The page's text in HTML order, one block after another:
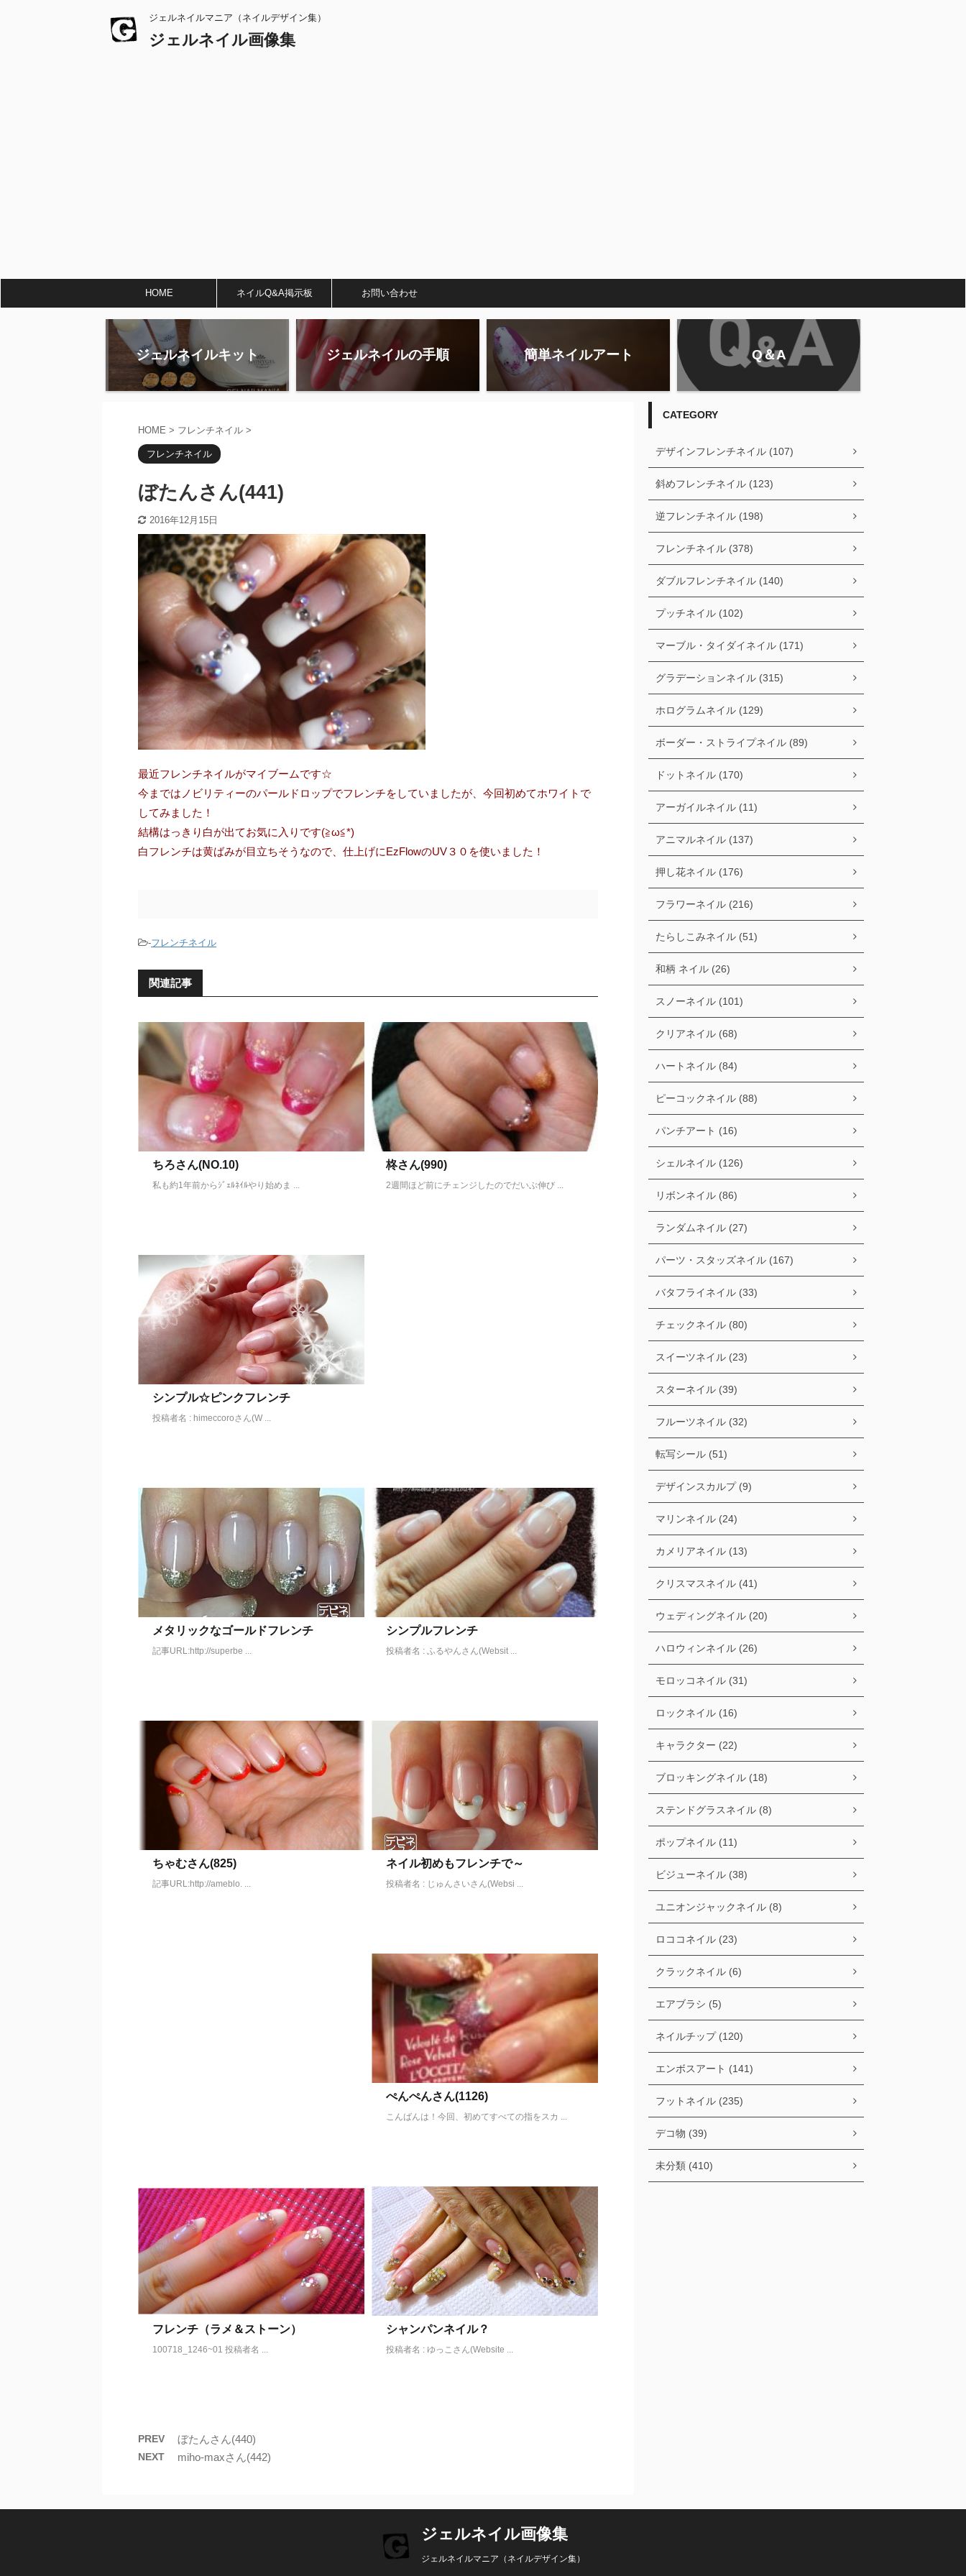
ジェルネイルマニア（ネイルデザイン集）
ジェルネイル画像集
HOME ネイルQ&A掲示板 お問い合わせ
ジェルネイルキット ジェルネイルの手順 簡単ネイルアート Q＆A
HOME > フレンチネイル >
フレンチネイル
ぼたんさん(441)
2016年12月15日
最近フレンチネイルがマイブームです☆
今まではノビリティーのパールドロップでフレンチをしていましたが、今回初めてホワイトで
してみました！
結構はっきり白が出てお気に入りです(≧ω≦*)
白フレンチは黄ばみが目立ちそうなので、仕上げにEzFlowのUV３０を使いました！
-フレンチネイル
関連記事
ちろさん(NO.10)
私も約1年前からｼﾞｪﾙﾈｲﾙやり始めま ...
柊さん(990)
2週間ほど前にチェンジしたのでだいぶ伸び ...
シンプル☆ピンクフレンチ
投稿者名 : himeccoroさん(W ...
メタリックなゴールドフレンチ
記事URL:http://superbe ...
シンプルフレンチ
投稿者名 : ふるやんさん(Websit ...
ちゃむさん(825)
記事URL:http://ameblo. ...
ネイル初めもフレンチで～
投稿者名 : じゅんさいさん(Websi ...
ぺんぺんさん(1126)
こんばんは！今回、初めてすべての指をスカ ...
フレンチ（ラメ＆ストーン）
100718_1246~01 投稿者名 ...
シャンパンネイル？
投稿者名 : ゆっこさん(Website ...
PREV ぼたんさん(440)
NEXT miho-maxさん(442)
CATEGORY
デザインフレンチネイル (107)
斜めフレンチネイル (123)
逆フレンチネイル (198)
フレンチネイル (378)
ダブルフレンチネイル (140)
プッチネイル (102)
マーブル・タイダイネイル (171)
グラデーションネイル (315)
ホログラムネイル (129)
ボーダー・ストライプネイル (89)
ドットネイル (170)
アーガイルネイル (11)
アニマルネイル (137)
押し花ネイル (176)
フラワーネイル (216)
たらしこみネイル (51)
和柄 ネイル (26)
スノーネイル (101)
クリアネイル (68)
ハートネイル (84)
ピーコックネイル (88)
パンチアート (16)
シェルネイル (126)
リボンネイル (86)
ランダムネイル (27)
パーツ・スタッズネイル (167)
バタフライネイル (33)
チェックネイル (80)
スイーツネイル (23)
スターネイル (39)
フルーツネイル (32)
転写シール (51)
デザインスカルプ (9)
マリンネイル (24)
カメリアネイル (13)
クリスマスネイル (41)
ウェディングネイル (20)
ハロウィンネイル (26)
モロッコネイル (31)
ロックネイル (16)
キャラクター (22)
ブロッキングネイル (18)
ステンドグラスネイル (8)
ポップネイル (11)
ビジューネイル (38)
ユニオンジャックネイル (8)
ロココネイル (23)
クラックネイル (6)
エアブラシ (5)
ネイルチップ (120)
エンボスアート (141)
フットネイル (235)
デコ物 (39)
未分類 (410)
ジェルネイル画像集
ジェルネイルマニア（ネイルデザイン集）